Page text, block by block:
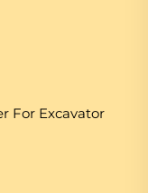
For Excavator